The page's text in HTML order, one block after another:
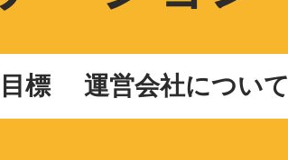
標 運営会社について